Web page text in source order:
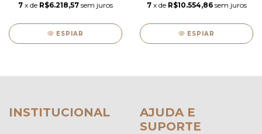
7 x de R$6.218,57 sem juros
ESPIAR
7 x de R$10.554,86 sem juros
ESPIAR
INSTITUCIONAL
AJUDA E
SUPORTE